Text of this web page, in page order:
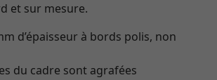
et sur mesure.
d’épaisseur à bords polis, non
du cadre sont agrafées